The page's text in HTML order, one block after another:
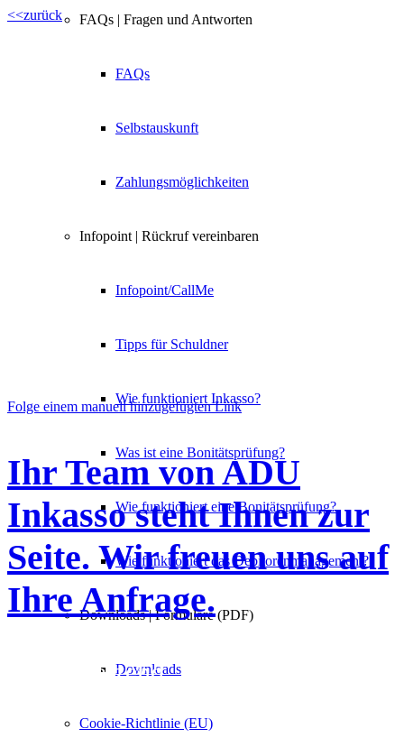
FAQs | Fragen und Antworten
FAQs
Selbstauskunft
Zahlungsmöglichkeiten
Infopoint | Rückruf vereinbaren
Infopoint/CallMe
Tipps für Schuldner
Wie funktioniert Inkasso?
Was ist eine Bonitätsprüfung?
Wie funktioniert eine Bonitätsprüfung?
Wie funktioniert das Debitorenmanagement?
Downloads | Formulare (PDF)
Downloads
Cookie-Richtlinie (EU)
<<zurück
Folge einem manuell hinzugefügten Link
Ihr Team von ADU
Inkasso steht Ihnen zur
Seite. Wir freuen uns auf
Ihre Anfrage.
Wertschätzend. Individuell.